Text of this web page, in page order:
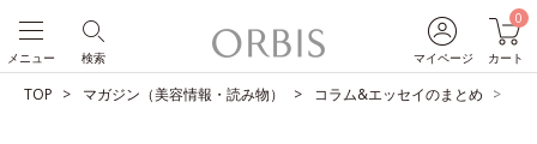
マイページ
0
カート
検索
メニュー
TOP マガジン（美容情報・読み物） コラム&エッセイのまとめ